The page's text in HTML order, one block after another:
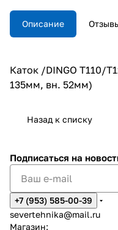
Описание
Каток /DINGO Т110/
135мм, вн. 52мм)
Назад к списку
Подписаться на
+7 (953) 585-00-39
severtehnika@mail.ru
Магазин: